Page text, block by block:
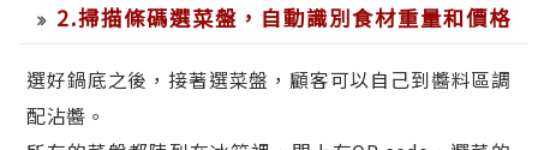
2.掃描條碼選菜盤，自動識別食材重量和價格
選好鍋底之後，接著選菜盤，顧客可以自己到醬料區調
配沾醬。